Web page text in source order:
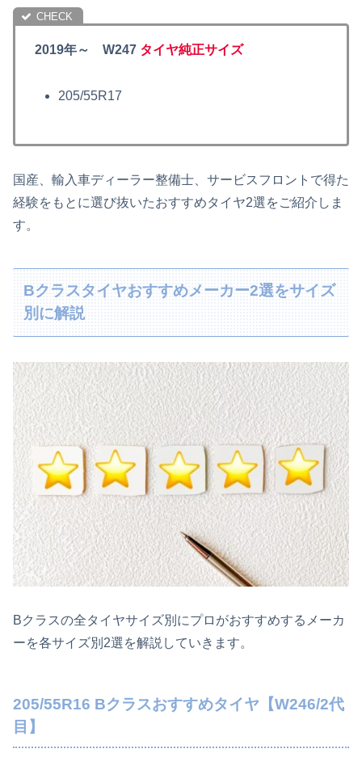
2019年～ W247 タイヤ純正サイズ
205/55R17
国産、輸入車ディーラー整備士、サービスフロントで得た
経験をもとに選び抜いたおすすめタイヤ2選をご紹介しま
す。
Bクラスタイヤおすすめメーカー2選をサイズ
別に解説
Bクラスの全タイヤサイズ別にプロがおすすめするメーカ
ーを各サイズ別2選を解説していきます。
205/55R16 Bクラスおすすめタイヤ【W246/2代
目】